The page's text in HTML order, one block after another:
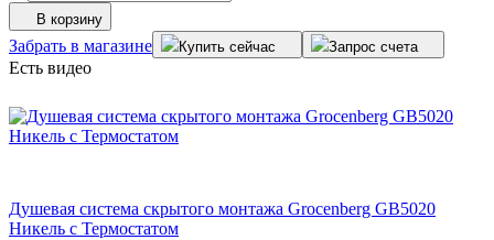
В корзину
Забрать в магазине Купить сейчас Запрос счета
Есть видео
Душевая система скрытого монтажа Grocenberg GB5020
Никель с Термостатом